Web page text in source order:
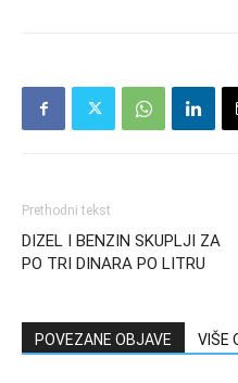
Prethodni tekst
DIZEL I BENZIN SKUPLJI ZA
PO TRI DINARA PO LITRU
POVEZANE OBJAVE VIŠE